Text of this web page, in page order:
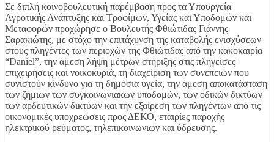
Σε διπλή κοινοβουλευτική παρέμβαση προς τα Υπουργεία
Αγροτικής Ανάπτυξης και Τροφίμων, Υγείας και Υποδομών και
Μεταφορών προχώρησε ο Βουλευτής Φθιώτιδας Γιάννης
Σαρακιώτης, με στόχο την επιτάχυνση της καταβολής ενισχύσεων
στους πληγέντες των περιοχών της Φθιώτιδας από την κακοκαιρία
“Daniel”, την άμεση λήψη μέτρων στήριξης στις πληγείσες
επιχειρήσεις και νοικοκυριά, τη διαχείριση των συνεπειών που
συνιστούν κίνδυνο για τη δημόσια υγεία, την άμεση αποκατάσταση
των ζημιών των συγκοινωνιακών υποδομών, των οδικών δικτύων
των αρδευτικών δικτύων και την εξαίρεση των πληγέντων από τις
οικονομικές υποχρεώσεις προς ΔΕΚΟ, εταιρίες παροχής
ηλεκτρικού ρεύματος, τηλεπικοινωνιών και ύδρευσης.